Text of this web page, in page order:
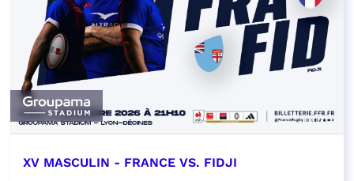
XV MASCULIN - FRANCE VS. FIDJI